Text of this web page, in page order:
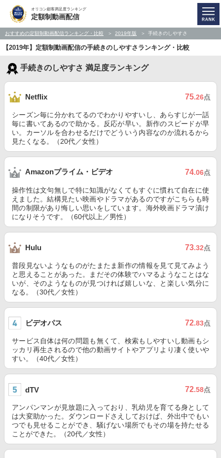
オリコン顧客満足度ランキング
定額制動画配信
おすすめの定額制動画配信ランキング・比較 2019年版 手続きのしやすさ
【2019年】定額制動画配信の手続きのしやすさランキング・比較
手続きのしやすさ 満足度ランキング
Netflix 75.26点
シーズン毎に分かれてるのでわかりやすいし、あらすじが一話
毎に書いてあるので助かる。反応が早い。新作のスピードが早
い。カーソルを合わせるだけでどういう内容なのか流れるから
見たくなる。（20代／女性）
Amazonプライム・ビデオ 74.06点
操作性は文句無しで特に知識がなくてもすぐに慣れて自在に使
えました。結構見たい映画やドラマがあるのですがこちらも時
間の制限があり悔しい思いをしています。海外映画ドラマ漬け
になりそうです。（60代以上／男性）
Hulu 73.32点
普段見ないようなものがたまたま新作の情報を見て見てみよう
と思えることがあった。まだその体験でハマるようなことはな
いが、そのようなものが見つければ嬉しいな、と楽しい気分に
なる。（30代／女性）
ビデオパス 72.83点
サービス自体は何の問題も無くて、検索もしやすいし動画もシ
ッカリ再生されるので他の動画サイトやアプリより凄く使いや
すい。（40代／女性）
dTV 72.58点
アンパンマンが見放題に入っており、乳幼児を育てる身として
は大変助かった。ダウンロードさえしておけば、外出中でもい
つでも見せることができ、騒げない場所でもその場を持たせる
ことができた。（20代／女性）